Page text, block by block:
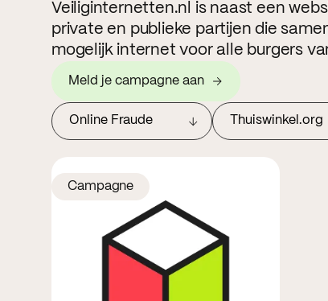
Veiliginternetten.nl is naast een
private en publieke partijen die
mogelijk internet voor alle burgers
Meld je campagne aan
Online Fraude Thuiswinkel.org
Campagne